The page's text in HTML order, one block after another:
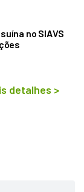
no SIAVS
detalhes >